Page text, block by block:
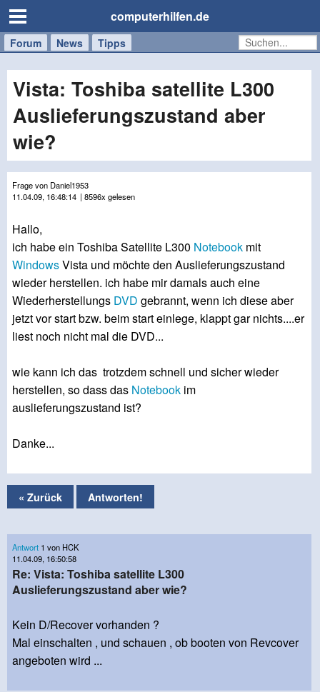
computerhilfen.de
Forum News Tipps
Handy
Tablet
Windows
Mac
Vista: Toshiba satellite L300
Auslieferungszustand aber
wie?
Frage von Daniel1953
11.04.09, 16:48:14 | 8596x gelesen
Hallo,
ich habe ein Toshiba Satellite L300 Notebook mit
WindowsVista und möchte den Auslieferungszustand
wieder herstellen. ich habe mir damals auch eine
Wiederherstellungs DVD gebrannt, wenn ich diese aber
jetzt vor start bzw. beim start einlege, klappt gar nichts....er
liest noch nicht mal die DVD...
wie kann ich das trotzdem schnell und sicher wieder
herstellen, so dass das Notebook im
auslieferungszustand ist?
Danke...
« Zurück Antworten!
Antwort 1 von HCK
11.04.09, 16:50:58
Re: Vista: Toshiba satellite L300
Auslieferungszustand aber wie?
Kein D/Recover vorhanden ?
Mal einschalten , und schauen , ob booten von Revcover
angeboten wird ...